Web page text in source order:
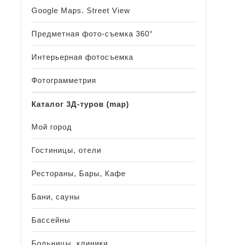
Google Maps. Street View
Предметная фото-съемка 360°
Интерьерная фотосъемка
Фотограмметрия
Каталог 3Д-туров (map)
Мой город
Гостиницы, отели
Рестораны, Бары, Кафе
Бани, сауны
Бассейны